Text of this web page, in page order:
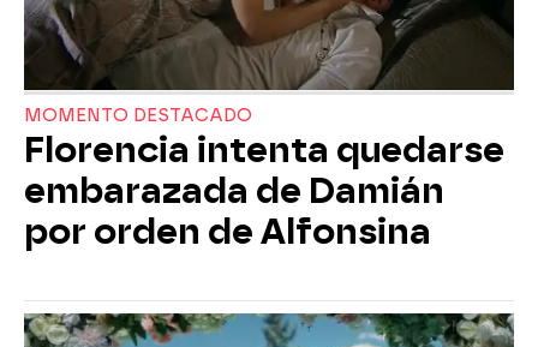
MOMENTO DESTACADO
Florencia intenta quedarse
embarazada de Damián
por orden de Alfonsina